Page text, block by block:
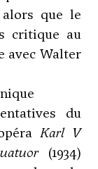
alors que le
critique au
avec Walter
du
Karl V
(1934)